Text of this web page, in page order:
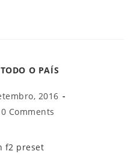
O PAÍS
2016
0 Comments